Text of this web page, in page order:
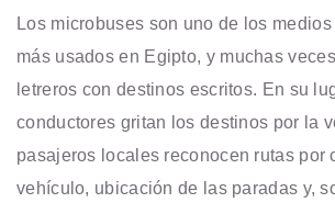
Los microbuses son uno de los
más usados en Egipto, y muchas
letreros con destinos escritos. En su
conductores gritan los destinos por la
pasajeros locales reconocen rutas por
vehículo, ubicación de las paradas y,